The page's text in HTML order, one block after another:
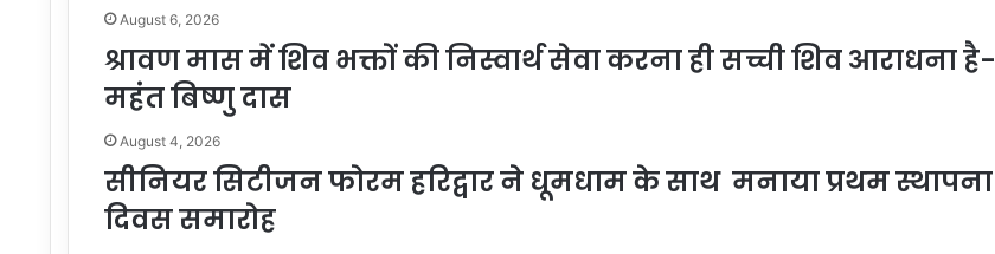
August 6, 2026
श्रावण मास में शिव भक्तों की निस्वार्थ सेवा करना ही सच्ची शिव आराधना है-
महंत बिष्णु दास
August 4, 2026
सीनियर सिटीजन फोरम हरिद्वार ने धूमधाम के साथ मनाया प्रथम स्थापना
दिवस समारोह